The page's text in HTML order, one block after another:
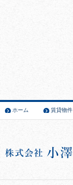
ホーム 賃貸物件